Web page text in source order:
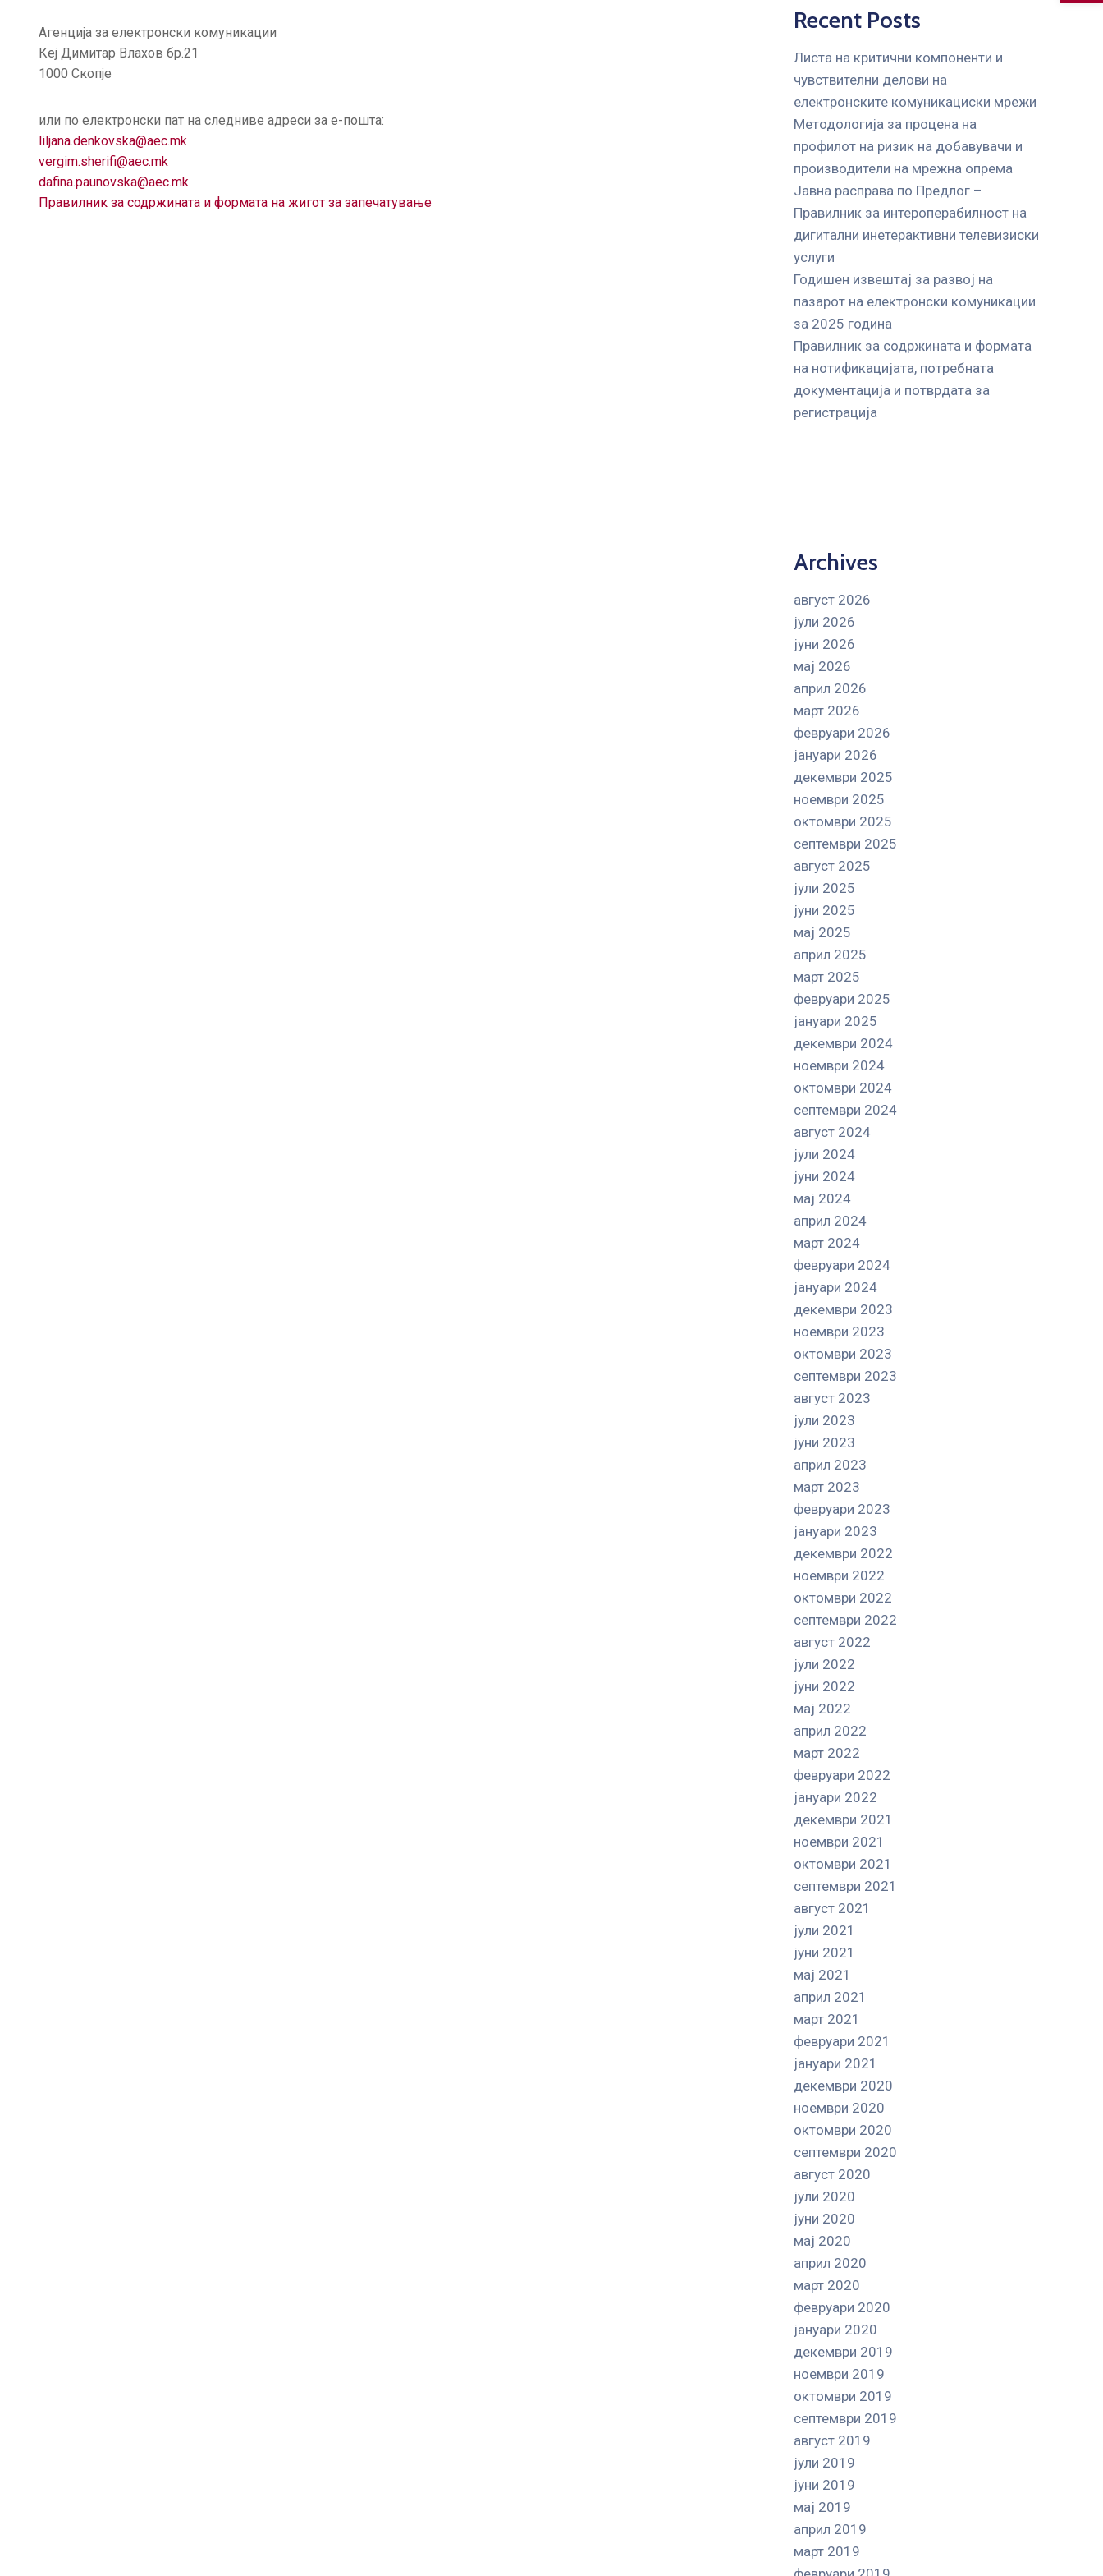
Агенција за електронски комуникации
Кеј Димитар Влахов бр.21
1000 Скопје
или по електронски пат на следниве адреси за е-пошта:
liljana.denkovska@aec.mk
vergim.sherifi@aec.mk
dafina.paunovska@aec.mk
Правилник за содржината и формата на жигот за запечатување
Recent Posts
Листа на критични компоненти и
чувствителни делови на
електронските комуникациски мрежи
Mетодологија за процена на
профилот на ризик на добавувачи и
производители на мрежна опрема
Јавна расправа по Предлог –
Правилник за интероперабилност на
дигитални инетерактивни телевизиски
услуги
Годишен извештај за развој на
пазарот на електронски комуникации
за 2025 година
Правилник за содржината и формата
на нотификацијата, потребната
документација и потврдата за
регистрација
Archives
август 2026
јули 2026
јуни 2026
мај 2026
април 2026
март 2026
февруари 2026
јануари 2026
декември 2025
ноември 2025
октомври 2025
септември 2025
август 2025
јули 2025
јуни 2025
мај 2025
април 2025
март 2025
февруари 2025
јануари 2025
декември 2024
ноември 2024
октомври 2024
септември 2024
август 2024
јули 2024
јуни 2024
мај 2024
април 2024
март 2024
февруари 2024
јануари 2024
декември 2023
ноември 2023
октомври 2023
септември 2023
август 2023
јули 2023
јуни 2023
април 2023
март 2023
февруари 2023
јануари 2023
декември 2022
ноември 2022
октомври 2022
септември 2022
август 2022
јули 2022
јуни 2022
мај 2022
април 2022
март 2022
февруари 2022
јануари 2022
декември 2021
ноември 2021
октомври 2021
септември 2021
август 2021
јули 2021
јуни 2021
мај 2021
април 2021
март 2021
февруари 2021
јануари 2021
декември 2020
ноември 2020
октомври 2020
септември 2020
август 2020
јули 2020
јуни 2020
мај 2020
април 2020
март 2020
февруари 2020
јануари 2020
декември 2019
ноември 2019
октомври 2019
септември 2019
август 2019
јули 2019
јуни 2019
мај 2019
април 2019
март 2019